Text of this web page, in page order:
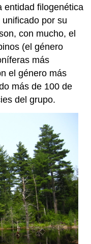
entidad filogenética
por su
con mucho, el
(el género
más
el género más
más de 100 de
del grupo.